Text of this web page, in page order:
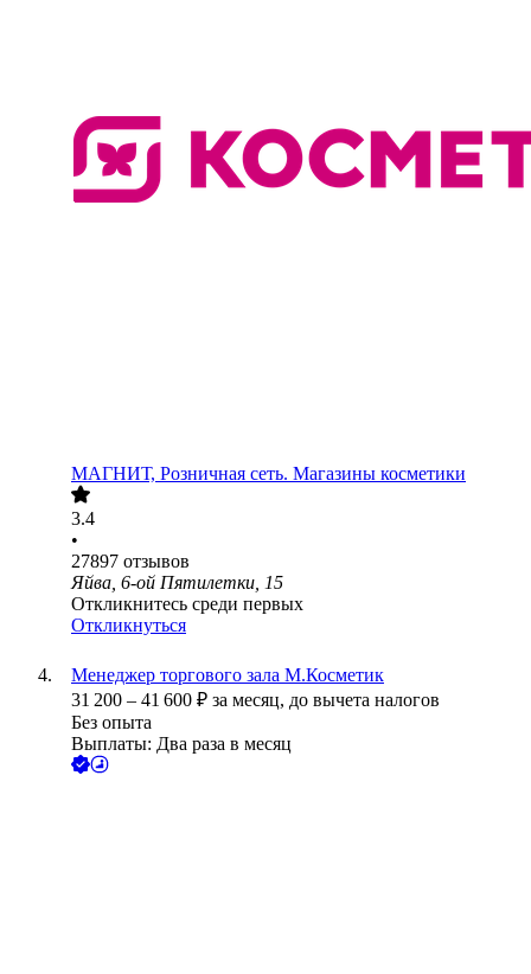
МАГНИТ, Розничная сеть. Магазины косметики
3.4
•
27897 отзывов
Яйва, 6-ой Пятилетки, 15
Откликнитесь среди первых
Откликнуться
Менеджер торгового зала М.Косметик
31 200 – 41 600 ₽ за месяц, до вычета налогов
Без опыта
Выплаты: Два раза в месяц